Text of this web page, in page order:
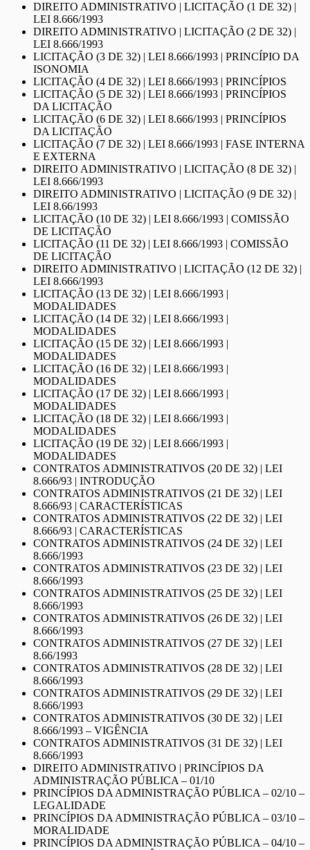
DIREITO ADMINISTRATIVO | LICITAÇÃO (1 DE 32) |
LEI 8.666/1993
DIREITO ADMINISTRATIVO | LICITAÇÃO (2 DE 32) |
LEI 8.666/1993
LICITAÇÃO (3 DE 32) | LEI 8.666/1993 | PRINCÍPIO DA
ISONOMIA
LICITAÇÃO (4 DE 32) | LEI 8.666/1993 | PRINCÍPIOS
LICITAÇÃO (5 DE 32) | LEI 8.666/1993 | PRINCÍPIOS
DA LICITAÇÃO
LICITAÇÃO (6 DE 32) | LEI 8.666/1993 | PRINCÍPIOS
DA LICITAÇÃO
LICITAÇÃO (7 DE 32) | LEI 8.666/1993 | FASE INTERNA
E EXTERNA
DIREITO ADMINISTRATIVO | LICITAÇÃO (8 DE 32) |
LEI 8.666/1993
DIREITO ADMINISTRATIVO | LICITAÇÃO (9 DE 32) |
LEI 8.66/1993
LICITAÇÃO (10 DE 32) | LEI 8.666/1993 | COMISSÃO
DE LICITAÇÃO
LICITAÇÃO (11 DE 32) | LEI 8.666/1993 | COMISSÃO
DE LICITAÇÃO
DIREITO ADMINISTRATIVO | LICITAÇÃO (12 DE 32) |
LEI 8.666/1993
LICITAÇÃO (13 DE 32) | LEI 8.666/1993 |
MODALIDADES
LICITAÇÃO (14 DE 32) | LEI 8.666/1993 |
MODALIDADES
LICITAÇÃO (15 DE 32) | LEI 8.666/1993 |
MODALIDADES
LICITAÇÃO (16 DE 32) | LEI 8.666/1993 |
MODALIDADES
LICITAÇÃO (17 DE 32) | LEI 8.666/1993 |
MODALIDADES
LICITAÇÃO (18 DE 32) | LEI 8.666/1993 |
MODALIDADES
LICITAÇÃO (19 DE 32) | LEI 8.666/1993 |
MODALIDADES
CONTRATOS ADMINISTRATIVOS (20 DE 32) | LEI
8.666/93 | INTRODUÇÃO
CONTRATOS ADMINISTRATIVOS (21 DE 32) | LEI
8.666/93 | CARACTERÍSTICAS
CONTRATOS ADMINISTRATIVOS (22 DE 32) | LEI
8.666/93 | CARACTERÍSTICAS
CONTRATOS ADMINISTRATIVOS (24 DE 32) | LEI
8.666/1993
CONTRATOS ADMINISTRATIVOS (23 DE 32) | LEI
8.666/1993
CONTRATOS ADMINISTRATIVOS (25 DE 32) | LEI
8.666/1993
CONTRATOS ADMINISTRATIVOS (26 DE 32) | LEI
8.666/1993
CONTRATOS ADMINISTRATIVOS (27 DE 32) | LEI
8.66/1993
CONTRATOS ADMINISTRATIVOS (28 DE 32) | LEI
8.666/1993
CONTRATOS ADMINISTRATIVOS (29 DE 32) | LEI
8.666/1993
CONTRATOS ADMINISTRATIVOS (30 DE 32) | LEI
8.666/1993 – VIGÊNCIA
CONTRATOS ADMINISTRATIVOS (31 DE 32) | LEI
8.666/1993
DIREITO ADMINISTRATIVO | PRINCÍPIOS DA
ADMINISTRAÇÃO PÚBLICA – 01/10
PRINCÍPIOS DA ADMINISTRAÇÃO PÚBLICA – 02/10 –
LEGALIDADE
PRINCÍPIOS DA ADMINISTRAÇÃO PÚBLICA – 03/10 –
MORALIDADE
PRINCÍPIOS DA ADMINISTRAÇÃO PÚBLICA – 04/10 –